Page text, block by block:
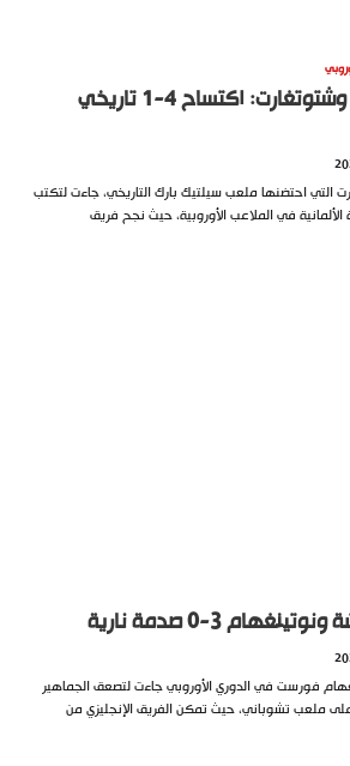
نتيجة مباراة سيلتيك وشتوتغارت: اكتساح 4-1 تاريخي
التي احتضنها ملعب سيلتيك بارك التاريخي، جاءت لتكتب
في الملاعب الأوروبية، حيث نجح فريق
3-0 صدمة نارية
فورست في الدوري الأوروبي جاءت لتصعق الجماهير
ملعب تشوباني، حيث تمكن الفريق الإنجليزي من